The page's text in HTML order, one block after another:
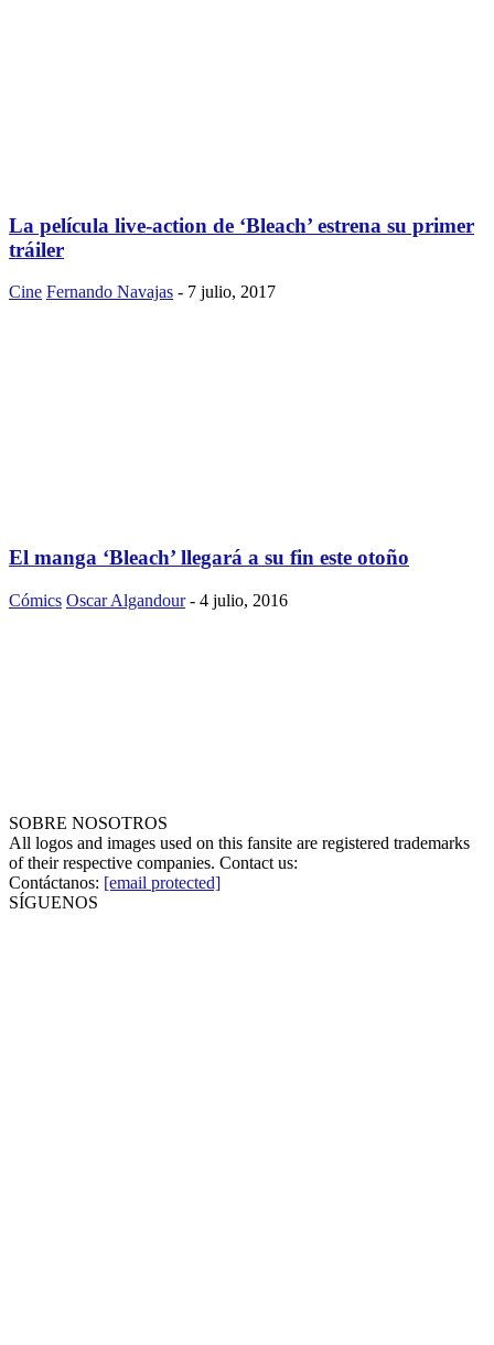
La película live-action de ‘Bleach’ estrena su primer
tráiler
Cine Fernando Navajas - 7 julio, 2017
El manga ‘Bleach’ llegará a su fin este otoño
Cómics Oscar Algandour - 4 julio, 2016
SOBRE NOSOTROS
All logos and images used on this fansite are registered trademarks
of their respective companies. Contact us:
Contáctanos: [email protected]
SÍGUENOS